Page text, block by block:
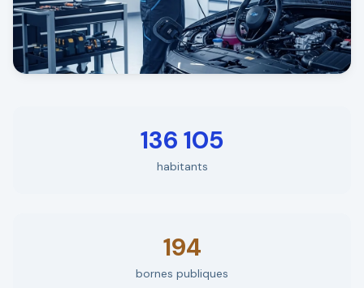
136 105
habitants
194
bornes publiques